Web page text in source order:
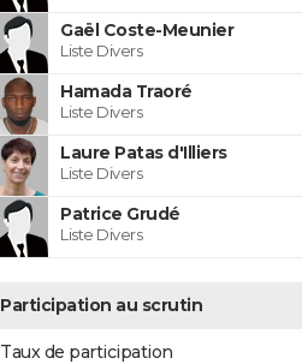
Gaël Coste-Meunier
Liste Divers
Hamada Traoré
Liste Divers
Laure Patas d'Illiers
Liste Divers
Patrice Grudé
Liste Divers
Participation au scrutin
Taux de participation